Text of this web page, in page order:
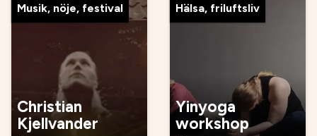
Musik, nöje, festival
Christian
Kjellvander
Hälsa, friluftsliv
Yinyoga
workshop